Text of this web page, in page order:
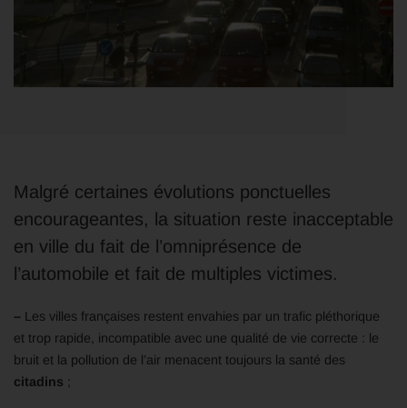
Malgré certaines évolutions ponctuelles
encourageantes, la situation reste inacceptable
en ville du fait de l’omniprésence de
l’automobile et fait de multiples victimes.
– Les villes françaises restent envahies par un trafic pléthorique
et trop rapide, incompatible avec une qualité de vie correcte : le
bruit et la pollution de l’air menacent toujours la santé des
citadins ;